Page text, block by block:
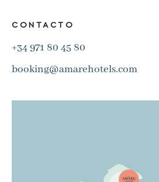
CONTACTO
+34 971 80 45 80
booking@amarehotels.com